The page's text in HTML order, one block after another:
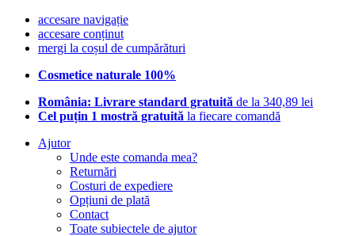
accesare navigație
accesare conținut
mergi la coșul de cumpărături
Cosmetice naturale 100%
România: Livrare standard gratuită de la 340,89 lei
Cel puțin 1 mostră gratuită la fiecare comandă
Ajutor
Unde este comanda mea?
Returnări
Costuri de expediere
Opțiuni de plată
Contact
Toate subiectele de ajutor